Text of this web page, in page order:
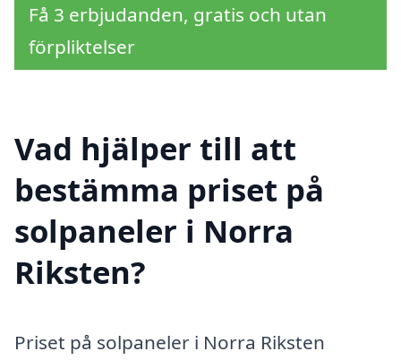
Få 3 erbjudanden, gratis och utan
förpliktelser
Vad hjälper till att
bestämma priset på
solpaneler i Norra
Riksten?
Priset på solpaneler i Norra Riksten